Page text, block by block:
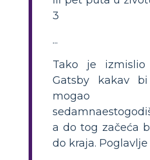
3
...
Tako je
Gatsby kakav
mogao
a do tog začeća
do kraja. Poglavlje